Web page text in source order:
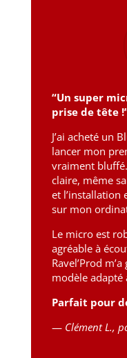
“Un super
prise de tête
J’ai acheté un
lancer mon
vraiment
claire, même
et l’installation
sur mon
Le micro est
agréable à
Ravel’Prod
modèle adapté
Parfait pour
— Clément L.,